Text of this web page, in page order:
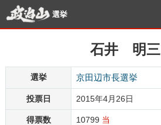
選挙
石井 明三
選挙 京田辺市長選挙
投票日 2015年4月26日
得票数 10799 当